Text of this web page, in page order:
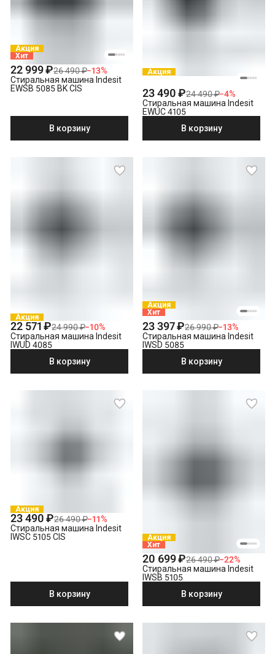
Акция
Хит
22 999 ₽26 490 ₽−13%
Стиральная машина Indesit
EWSB 5085 BK CIS
В корзину
Акция
23 490 ₽24 490 ₽−4%
Стиральная машина Indesit
EWUC 4105
В корзину
Акция
22 571 ₽24 990 ₽−10%
Стиральная машина Indesit
IWUD 4085
В корзину
Акция
Хит
23 397 ₽26 990 ₽−13%
Стиральная машина Indesit
IWSD 5085
В корзину
Акция
23 490 ₽26 490 ₽−11%
Стиральная машина Indesit
IWSC 5105 CIS
В корзину
Акция
Хит
20 699 ₽26 490 ₽−22%
Стиральная машина Indesit
IWSB 5105
В корзину